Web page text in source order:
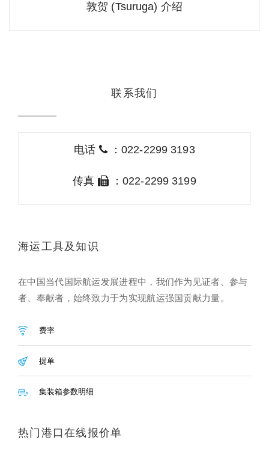
敦贺 (Tsuruga) 介绍
联系我们
电话 ：022-2299 3193
传真 ：022-2299 3199
海运工具及知识
在中国当代国际航运发展进程中，我们作为见证者、参与
者、奉献者，始终致力于为实现航运强国贡献力量。
费率
提单
集装箱参数明细
热门港口在线报价单